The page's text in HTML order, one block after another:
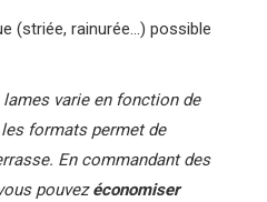
(striée, rainurée…) possible
lames varie en fonction de
formats permet de
En commandant des
pouvezéconomiser